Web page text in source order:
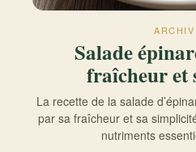
Salade
fraîcheur et
La recette de la salade
par sa fraîcheur et sa
nutriments